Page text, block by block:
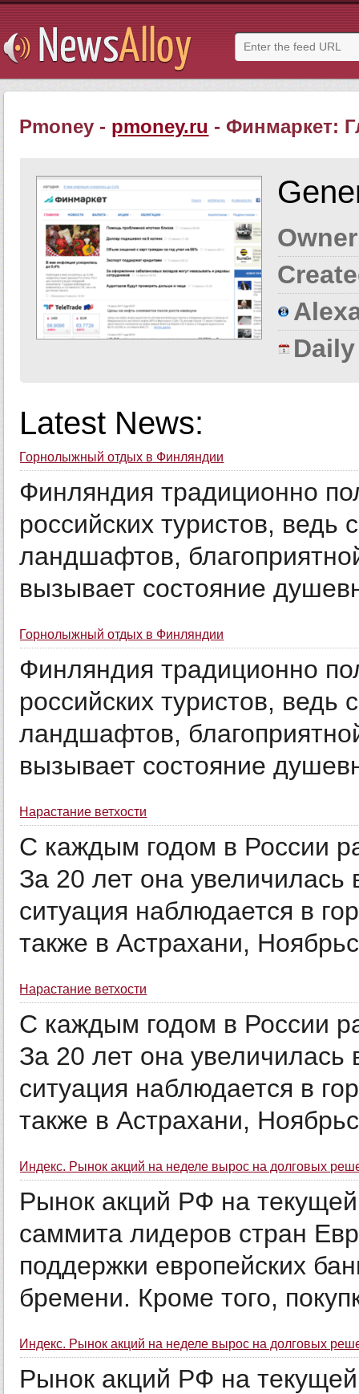
Pmoney - pmoney.ru - Финмаркет:
Latest News:
Горнолыжный отдых в Финляндии
Финляндия традиционно
российских туристов, ведь
ландшафтов,
вызывает состояние
Горнолыжный отдых в Финляндии
Финляндия традиционно
российских туристов, ведь
ландшафтов,
вызывает состояние
Нарастание ветхости
С каждым годом в России
За 20 лет она
ситуация наблюдается в
также в Астрахани,
Нарастание ветхости
С каждым годом в России
За 20 лет она
ситуация наблюдается в
также в Астрахани,
Индекс. Рынок акций на неделе вырос на долговых
Рынок акций РФ на
саммита лидеров стран
поддержки европейских
бремени. Кроме того,
Индекс. Рынок акций на неделе вырос на долговых
Рынок акций РФ на